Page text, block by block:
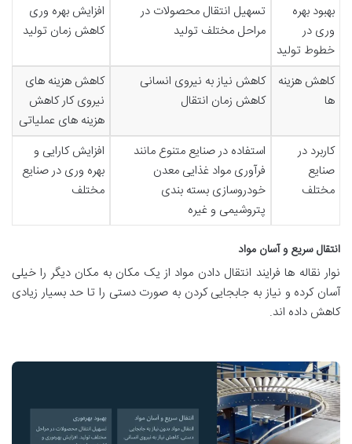
بهبود بهره
وری در
خطوط تولید
تسهیل انتقال محصولات در
مراحل مختلف تولید
افزایش بهره وری
کاهش زمان تولید
کاهش هزینه
ها
کاهش نیاز به نیروی انسانی
کاهش زمان انتقال
کاهش هزینه های
نیروی کار کاهش
هزینه های عملیاتی
کاربرد در
صنایع
مختلف
استفاده در صنایع متنوع مانند
فرآوری مواد غذایی معدن
خودروسازی بسته بندی
پتروشیمی و غیره
افزایش کارایی و
بهره وری در صنایع
مختلف
انتقال سریع و آسان مواد
نوار نقاله ها فرایند انتقال دادن مواد از یک مکان به مکان دیگر را خیلی
آسان کرده و نیاز به جابجایی کردن به صورت دستی را تا حد بسیار زیادی
کاهش داده اند.